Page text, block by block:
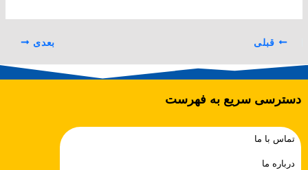
قبلی بعدی
دسترسی سریع به فهرست
تماس با ما
درباره ما